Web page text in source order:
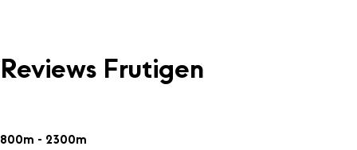
Reviews Frutigen
800m - 2300m